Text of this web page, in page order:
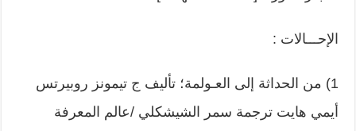
الإحـــالات :
1) من الحداثة إلى العـولمة؛ تأليف ج تيمونز روبيرتس
أيمي هايت ترجمة سمر الشيشكلي /عالم المعرفة